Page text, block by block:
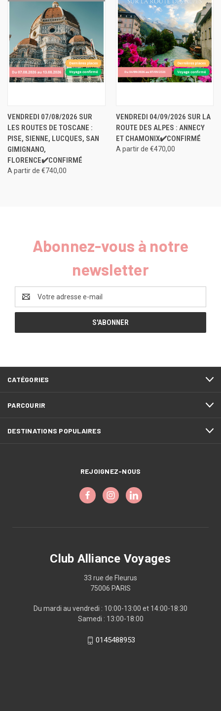
VENDREDI 07/08/2026 SUR
LES ROUTES DE TOSCANE :
PISE, SIENNE, LUCQUES, SAN
GIMIGNANO,
FLORENCE✔️CONFIRMÉ
A partir de €740,00
VENDREDI 04/09/2026 SUR LA
ROUTE DES ALPES : ANNECY
ET CHAMONIX✔️CONFIRMÉ
A partir de €470,00
Abonnez-vous à notre
newsletter
mail
CATÉGORIES
PARCOURIR
DESTINATIONS POPULAIRES
REJOIGNEZ-NOUS
Club Alliance Voyages
33 rue de Fleurus
75006 PARIS
Du mardi au vendredi : 10:00-13:00 et 14:00-18:30
Samedi : 13:00-18:00
0145488953